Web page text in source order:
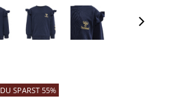
DU SPARST 55%